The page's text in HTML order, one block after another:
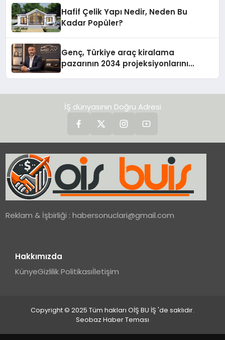
Hafif Çelik Yapı Nedir, Neden Bu
Kadar Popüler?
Genç, Türkiye araç kiralama
pazarının 2034 projeksiyonlarını
İŞ dünyasının Doğru Adresi
Reklam & İşbirliği :habersonuclari@gmail.com
Hakkımızda
KünyeGizlilik Politikasıİletişim
Copyright © 2025 Tüm hakları OİŞ BU İŞ 'de saklıdır.
Seobaz Haber Teması